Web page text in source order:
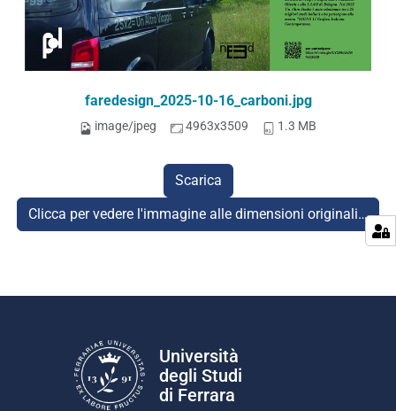
faredesign_2025-10-16_carboni.jpg
image/jpeg 4963x3509 1.3 MB
Scarica
Clicca per vedere l'immagine alle dimensioni originali…
Università
degli Studi
di Ferrara